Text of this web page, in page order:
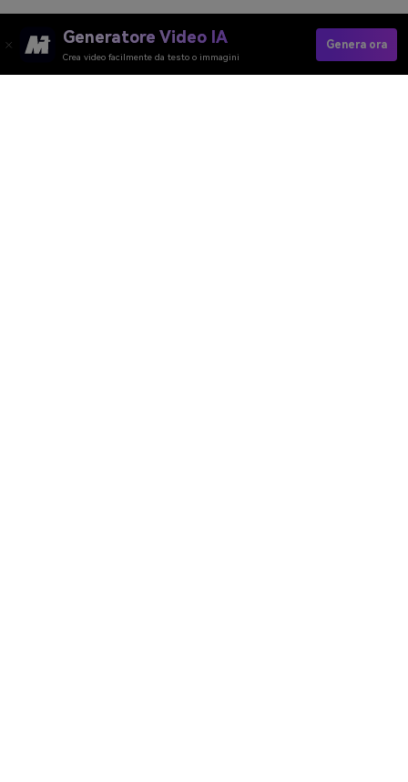
Generatore Video IA
Crea video facilmente da testo o immagini
Genera ora